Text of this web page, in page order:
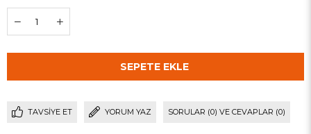
TAVSIYE ET YORUM YAZ SORULAR (0) VE CEVAPLAR (0)